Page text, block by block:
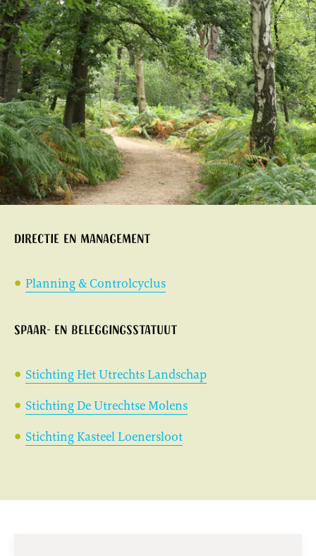
Directie en management
Planning & Controlcyclus
Spaar- en beleggingsstatuut
Stichting Het Utrechts Landschap
Stichting De Utrechtse Molens
Stichting Kasteel Loenersloot